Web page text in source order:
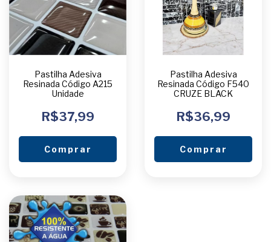
Pastilha Adesiva
Resinada Código A215
Unidade
R$37,99
Comprar
Pastilha Adesiva
Resinada Código F540
CRUZE BLACK
R$36,99
Comprar